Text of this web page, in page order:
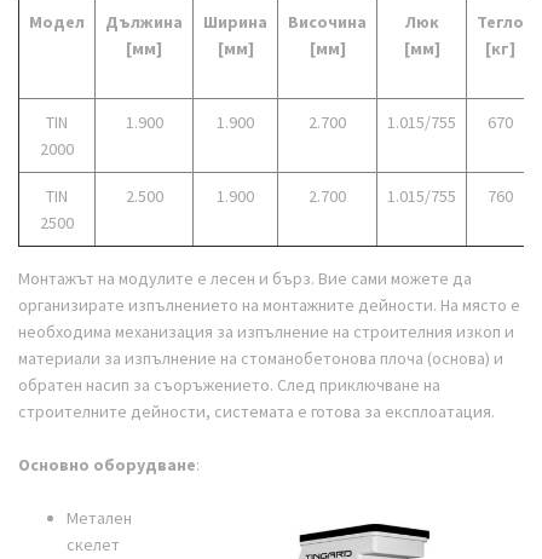
Модел
Дължина
[мм]
Ширина
[мм]
Височина
[мм]
Люк
[мм]
Тегло
[кг]
TIN
2000
1.900 1.900 2.700 1.015/755 670
TIN
2500
2.500 1.900 2.700 1.015/755 760
Монтажът на модулите е лесен и бърз. Вие сами можете да
организирате изпълнението на монтажните дейности. На място е
необходима механизация за изпълнение на строителния изкоп и
материали за изпълнение на стоманобетонова плоча (основа) и
обратен насип за съоръжението. След приключване на
строителните дейности, системата е готова за експлоатация.
Основно оборудване:
Метален
скелет